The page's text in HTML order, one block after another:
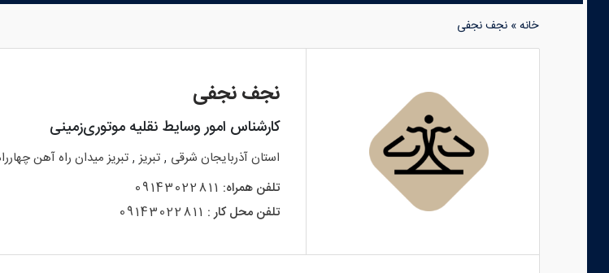
خانه» نجف نجفی
نجف نجفی
کارشناس امور وسایط نقلیه موتوری‌زمینی
استانآذربایجان شرقی , تبریز, تبریز میدان راه آهن
تلفن همراه: 09143022811
تلفن محل کار : 09143022811